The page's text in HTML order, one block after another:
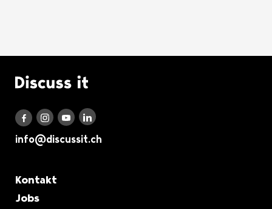
Logo Discuss it
Discuss it auf Facebook
Discuss it auf Instagram
Discuss it auf Youtube
Discuss it auf LinkedIn
info@discussit.ch
Metanavigation
Kontakt
Jobs